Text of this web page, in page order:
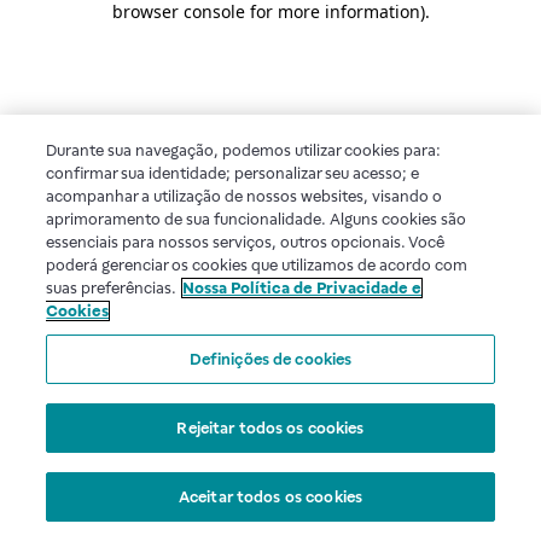
browser console for more information).
Durante sua navegação, podemos utilizar cookies para:
confirmar sua identidade; personalizar seu acesso; e
acompanhar a utilização de nossos websites, visando o
aprimoramento de sua funcionalidade. Alguns cookies são
essenciais para nossos serviços, outros opcionais. Você
poderá gerenciar os cookies que utilizamos de acordo com
suas preferências. Nossa Política de Privacidade e
Cookies
Definições de cookies
Rejeitar todos os cookies
Aceitar todos os cookies